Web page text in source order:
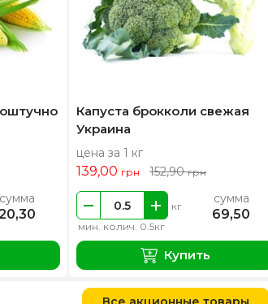
сумма
Капуста брокколи свежая
Украина
цена за 1 кг
139,00 грн 152,90грн
мин. колич. 0.5кг
кг сумма
69,50
Купить